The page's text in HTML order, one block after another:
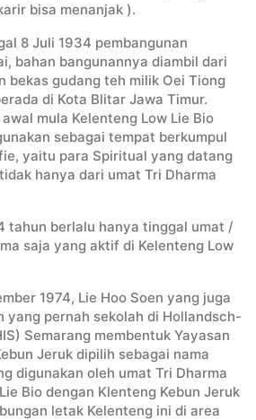
bisa menanjak ).
8 Juli 1934 pembangunan
bahan bangunannya diambil dari
bekas gudang teh milik Oei Tiong
di Kota Blitar Jawa Timur.
mula Kelenteng Low Lie Bio
sebagai tempat berkumpul
yaitu para Spiritual yang datang
hanya dari umat Tri Dharma
tahun berlalu hanya tinggal umat /
saja yang aktif di Kelenteng Low
1974, Lie Hoo Soen yang juga
yang pernah sekolah di Hollandsch-
Semarang membentuk Yayasan
Jeruk dipilih sebagai nama
digunakan oleh umat Tri Dharma
Bio dengan Klenteng Kebun Jeruk
letak Kelenteng ini di area